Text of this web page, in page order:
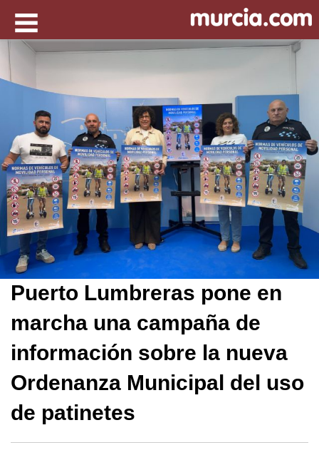
Puerto Lumbreras pone en
marcha una campaña de
información sobre la nueva
Ordenanza Municipal del uso
de patinetes